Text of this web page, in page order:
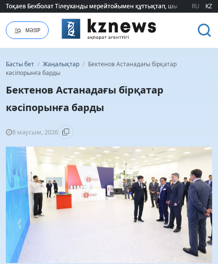
Тоқаев Бекболат Тілеуханды мерейтойымен құттықтап, шығармашылық
Тоқаев Бекболат Тілеуханды мерейтойымен құттықтап, шығармашылық
RU KZ
МӘЗІР
Басты бет / Жаңалықтар / Бектенов Астанадағы бірқатар
кәсіпорынға барды
Бектенов Астанадағы бірқатар
кәсіпорынға барды
8 маусым, 2026